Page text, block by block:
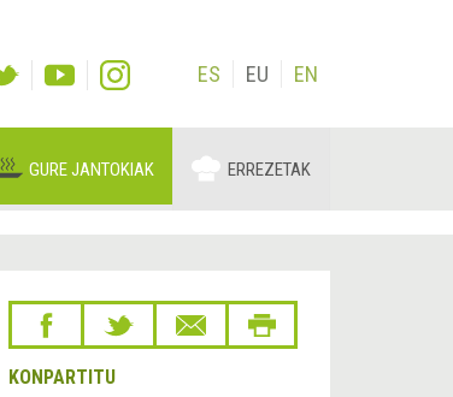
ES EU EN
GURE JANTOKIAK ERREZETAK
KONPARTITU